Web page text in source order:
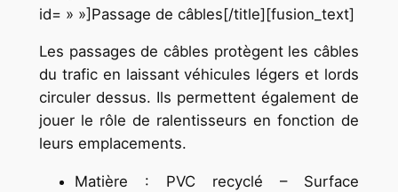
id= » »]Passage de câbles[/title][fusion_text]
Les passages de câbles protègent les câbles
du trafic en laissant véhicules légers et lords
circuler dessus. Ils permettent également de
jouer le rôle de ralentisseurs en fonction de
leurs emplacements.
Matière : PVC recyclé – Surface